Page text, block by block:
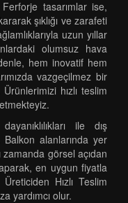
tasarımlar ise,
şıklığı ve zarafeti
uzun yıllar
olumsuz hava
hem inovatif hem
vazgeçilmez bir
hızlı teslim
ile dış
alanlarında yer
görsel açıdan
en uygun fiyatla
Hızlı Teslim
yardımcı olur.